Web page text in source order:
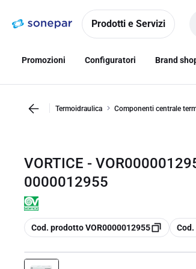
navigazionealla
Prodotti e Servizi
Promozioni Configuratori Brand
Termoidraulica Componenti centrale
VORTICE -
0000012955
copia
Cod. prodotto VOR0000012955 copia